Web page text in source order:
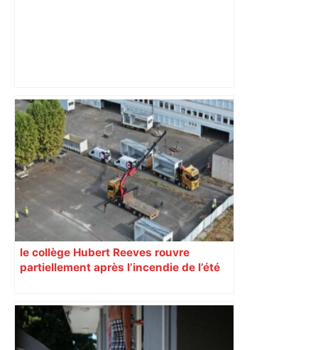
Bilan du marché du logement neuf :
une lueur d'espoir pour l'immobilier à
Toulouse ? – Actu.fr
le collège Hubert Reeves rouvre
partiellement après l’incendie de l’été